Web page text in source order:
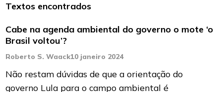
Textos encontrados
Cabe na agenda ambiental do governo o mote ‘o
Brasil voltou’?
Roberto S. Waack10 janeiro 2024
Não restam dúvidas de que a orientação do
governo Lula para o campo ambiental é